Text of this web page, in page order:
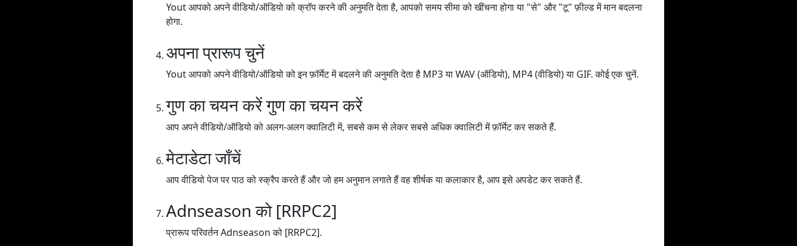
Yout आपको अपने वीडियो/ऑडियो को क्रॉप करने की अनुमति देता है, आपको समय सीमा को खींचना होगा या "से" और "टू" फ़ील्ड में मान बदलना
होगा.
अपना प्रारूप चुनें
Yout आपको अपने वीडियो/ऑडियो को इन फ़ॉर्मेट में बदलने की अनुमति देता है MP3 या WAV (ऑडियो), MP4 (वीडियो) या GIF. कोई एक चुनें.
गुण का चयन करें गुण का चयन करें
आप अपने वीडियो/ऑडियो को अलग-अलग क्वालिटी में, सबसे कम से लेकर सबसे अधिक क्वालिटी में फ़ॉर्मेट कर सकते हैं.
मेटाडेटा जाँचें
आप वीडियो पेज पर पाठ को स्क्रैप करते हैं और जो हम अनुमान लगाते हैं वह शीर्षक या कलाकार है, आप इसे अपडेट कर सकते हैं.
Adnseason को [RRPC2]
प्रारूप परिवर्तन Adnseason को [RRPC2].